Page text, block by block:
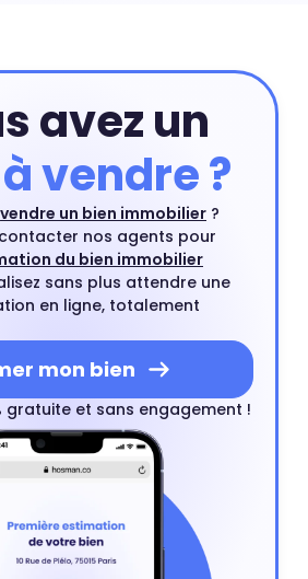
avez un
à vendre ?
vendre un bien immobilier ?
nos agents pour
du bien immobilier
sans plus attendre une
en ligne, totalement
mon bien
gratuite et sans engagement !